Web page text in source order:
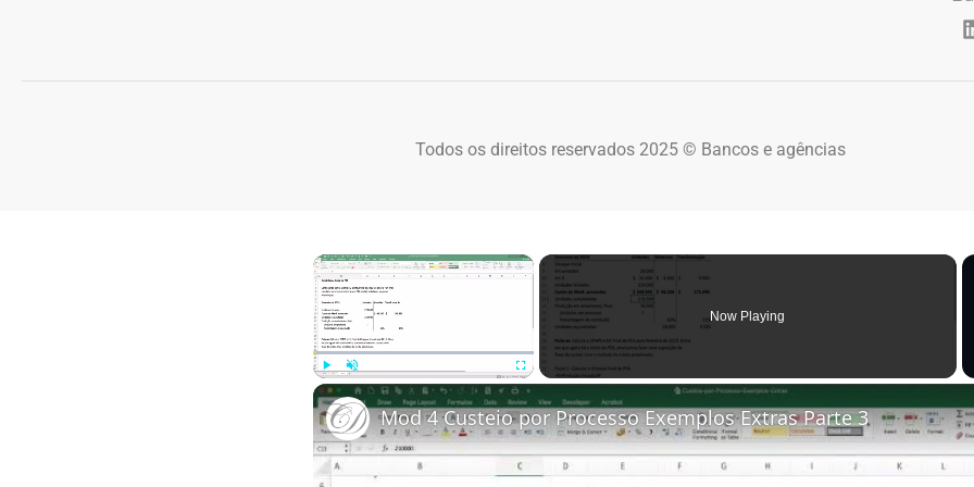
Todos os direitos reservados 2025 © Bancos e agências
×
Play Unmute Fullscreen
Now Playing
Mod 4 Custeio por Processo Exemplos Extras Parte 3